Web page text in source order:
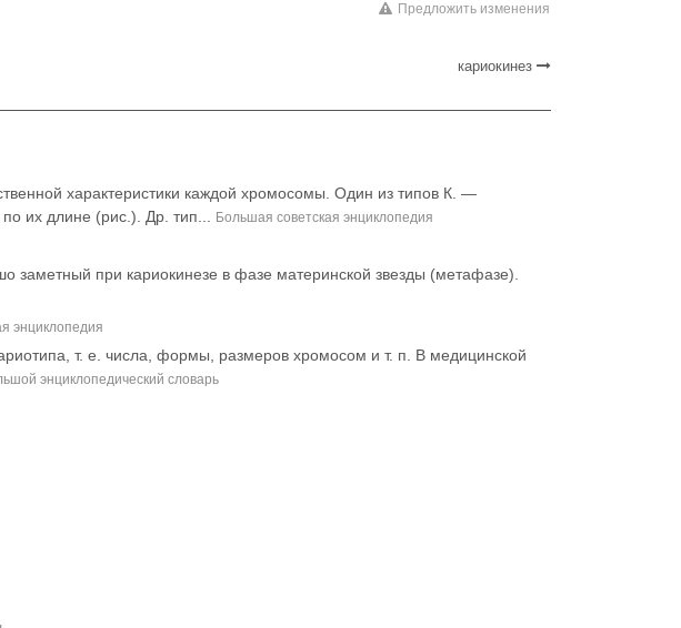
Предложить изменения
кариокинез
характеристики каждой хромосомы. Один из типов К. —
их длине (рис.). Др. тип...
Большая советская энциклопедия
при кариокинезе в фазе материнской звезды (метафазе).
энциклопедия
т. е. числа, формы, размеров хромосом и т. п. В медицинской
энциклопедический словарь